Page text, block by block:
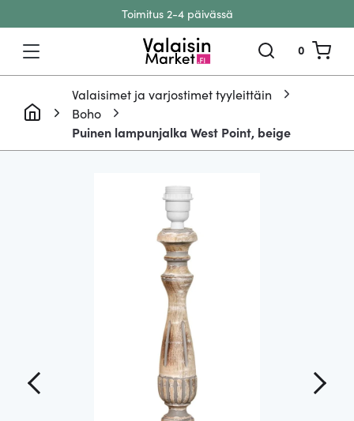
Toimitus 2-4 päivässä
Siirry sisältöön 0
Valaisimet ja varjostimet tyyleittäin
Boho
Puinen lampunjalka West Point, beige